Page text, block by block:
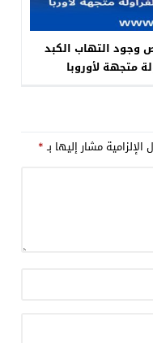
وجود التهاب الكبد
متجهة لأوروبا
الإلزامية مشار إليها بـ*